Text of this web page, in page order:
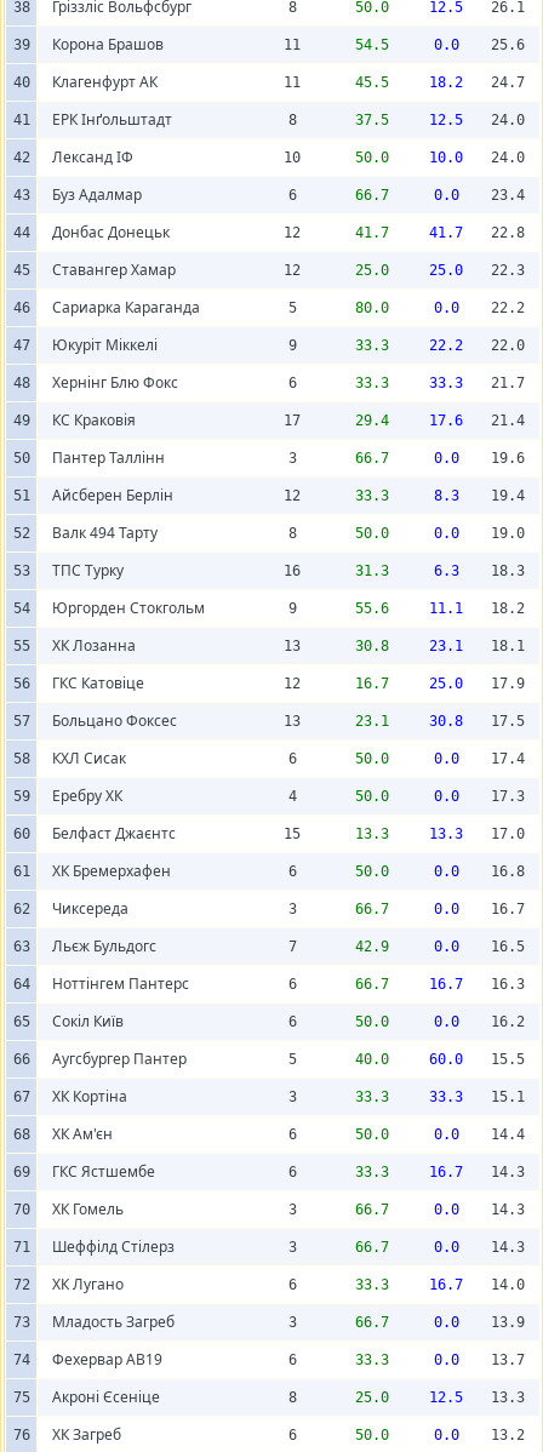
38 Гріззліс Вольфсбург 8 50.0 12.5 26.1
39 Корона Брашов 11 54.5 0.0 25.6
40 Клагенфурт АК 11 45.5 18.2 24.7
41 ЕРК Інґольштадт 8 37.5 12.5 24.0
42 Лександ ІФ 10 50.0 10.0 24.0
43 Буз Адалмар 6 66.7 0.0 23.4
44 Донбас Донецьк 12 41.7 41.7 22.8
45 Ставангер Хамар 12 25.0 25.0 22.3
46 Сариарка Караганда 5 80.0 0.0 22.2
47 Юкуріт Міккелі 9 33.3 22.2 22.0
48 Хернінг Блю Фокс 6 33.3 33.3 21.7
49 КС Краковія 17 29.4 17.6 21.4
50 Пантер Таллінн 3 66.7 0.0 19.6
51 Айсберен Берлін 12 33.3 8.3 19.4
52 Валк 494 Тарту 8 50.0 0.0 19.0
53 ТПС Турку 16 31.3 6.3 18.3
54 Юргорден Стокгольм 9 55.6 11.1 18.2
55 ХК Лозанна 13 30.8 23.1 18.1
56 ГКС Катовіце 12 16.7 25.0 17.9
57 Больцано Фоксес 13 23.1 30.8 17.5
58 КХЛ Сисак 6 50.0 0.0 17.4
59 Еребру ХК 4 50.0 0.0 17.3
60 Белфаст Джаєнтс 15 13.3 13.3 17.0
61 ХК Бремерхафен 6 50.0 0.0 16.8
62 Чиксереда 3 66.7 0.0 16.7
63 Льєж Бульдогс 7 42.9 0.0 16.5
64 Ноттінгем Пантерс 6 66.7 16.7 16.3
65 Сокіл Київ 6 50.0 0.0 16.2
66 Аугсбургер Пантер 5 40.0 60.0 15.5
67 ХК Кортіна 3 33.3 33.3 15.1
68 ХК Ам'єн 6 50.0 0.0 14.4
69 ГКС Ястшембе 6 33.3 16.7 14.3
70 ХК Гомель 3 66.7 0.0 14.3
71 Шеффілд Стілерз 3 66.7 0.0 14.3
72 ХК Лугано 6 33.3 16.7 14.0
73 Младость Загреб 3 66.7 0.0 13.9
74 Фехервар АВ19 6 33.3 0.0 13.7
75 Акроні Єсеніце 8 25.0 12.5 13.3
76 ХК Загреб 6 50.0 0.0 13.2